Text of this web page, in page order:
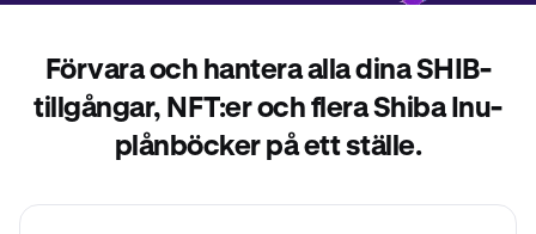
Förvara och hantera alla dina SHIB-
tillgångar, NFT:er och flera Shiba Inu-
plånböcker på ett ställe.